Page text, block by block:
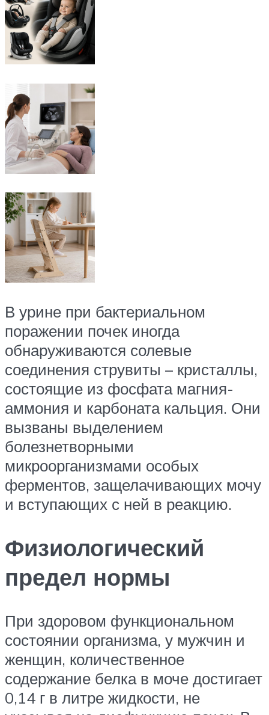
В урине при бактериальном
поражении почек иногда
обнаруживаются солевые
соединения струвиты – кристаллы,
состоящие из фосфата магния-
аммония и карбоната кальция. Они
вызваны выделением
болезнетворными
микроорганизмами особых
ферментов, защелачивающих мочу
и вступающих с ней в реакцию.
Физиологический
предел нормы
При здоровом функциональном
состоянии организма, у мужчин и
женщин, количественное
содержание белка в моче достигает
0,14 г в литре жидкости, не